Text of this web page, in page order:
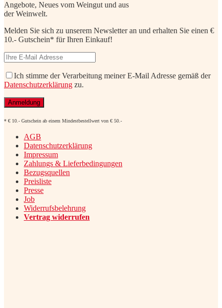
Angebote, Neues vom Weingut und aus
der Weinwelt.
Melden Sie sich zu unserem Newsletter an und erhalten Sie einen €
10.- Gutschein* für Ihren Einkauf!
Ich stimme der Verarbeitung meiner E-Mail Adresse gemäß der
Datenschutzerklärung zu.
* € 10.- Gutschein ab einem Mindestbestellwert von € 50.-
AGB
Datenschutzerklärung
Impressum
Zahlungs & Lieferbedingungen
Bezugsquellen
Preisliste
Presse
Job
Widerrufsbelehrung
Vertrag widerrufen